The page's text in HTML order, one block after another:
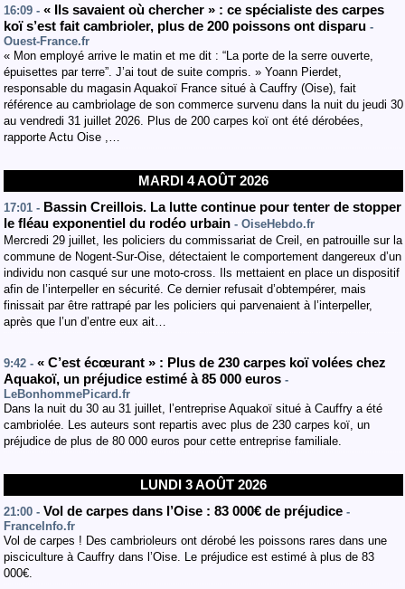
16:09 - « Ils savaient où chercher » : ce spécialiste des carpes
koï s’est fait cambrioler, plus de 200 poissons ont disparu -
Ouest-France.fr
« Mon employé arrive le matin et me dit : “La porte de la serre ouverte,
épuisettes par terre”. J’ai tout de suite compris. » Yoann Pierdet,
responsable du magasin Aquakoï France situé à Cauffry (Oise), fait
référence au cambriolage de son commerce survenu dans la nuit du jeudi 30
au vendredi 31 juillet 2026. Plus de 200 carpes koï ont été dérobées,
rapporte Actu Oise ,…
MARDI 4 AOÛT 2026
17:01 - Bassin Creillois. La lutte continue pour tenter de stopper
le fléau exponentiel du rodéo urbain - OiseHebdo.fr
Mercredi 29 juillet, les policiers du commissariat de Creil, en patrouille sur la
commune de Nogent-Sur-Oise, détectaient le comportement dangereux d’un
individu non casqué sur une moto-cross. Ils mettaient en place un dispositif
afin de l’interpeller en sécurité. Ce dernier refusait d’obtempérer, mais
finissait par être rattrapé par les policiers qui parvenaient à l’interpeller,
après que l’un d’entre eux ait…
9:42 - « C’est écœurant » : Plus de 230 carpes koï volées chez
Aquakoï, un préjudice estimé à 85 000 euros -
LeBonhommePicard.fr
Dans la nuit du 30 au 31 juillet, l’entreprise Aquakoï situé à Cauffry a été
cambriolée. Les auteurs sont repartis avec plus de 230 carpes koï, un
préjudice de plus de 80 000 euros pour cette entreprise familiale.
LUNDI 3 AOÛT 2026
21:00 - Vol de carpes dans l’Oise : 83 000€ de préjudice -
FranceInfo.fr
Vol de carpes ! Des cambrioleurs ont dérobé les poissons rares dans une
pisciculture à Cauffry dans l’Oise. Le préjudice est estimé à plus de 83
000€.